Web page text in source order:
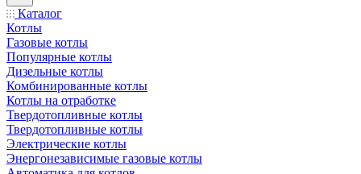
Каталог
Котлы
Газовые котлы
Популярные котлы
Дизельные котлы
Комбинированные котлы
Котлы на отработке
Твердотопливные котлы
Твердотопливные котлы
Электрические котлы
Энергонезависимые газовые котлы